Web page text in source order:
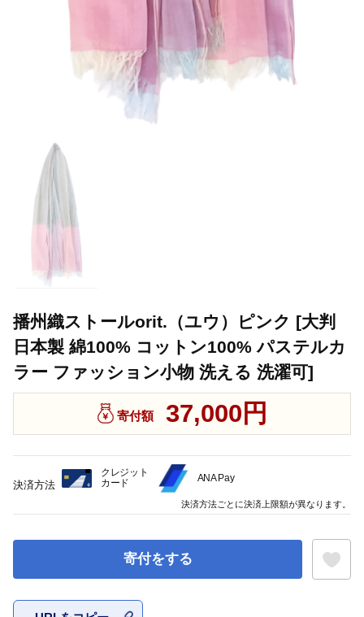
播州織ストールorit.（ユウ）ピンク [大判
日本製 綿100% コットン100% パステルカ
ラー ファッション小物 洗える 洗濯可]
寄付額 37,000円
寄付をする
決済方法
クレジット
カード
ANA Pay
決済方法ごとに決済上限額が異なります。